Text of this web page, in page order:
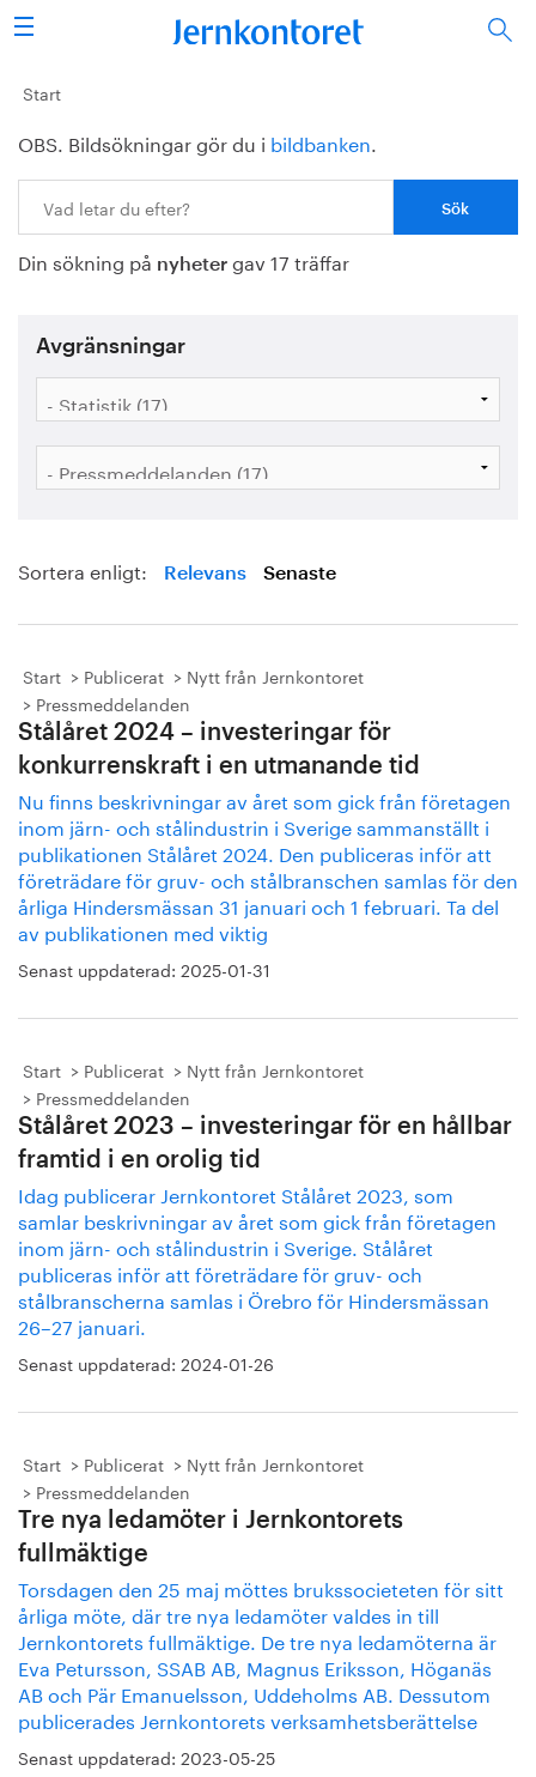
Sök
Stålindustrin
Vision 2050
Forskning/utbildning
Energi/miljö
Vi tycker
Bildbank
Start
OBS. Bildsökningar gör du i bildbanken.
Din sökning på nyheter gav 17 träffar
Avgränsningar
Sortera enligt: Relevans Senaste
Start Publicerat
Nytt från Jernkontoret
Pressmeddelanden
Stålåret 2024 – investeringar för
konkurrenskraft i en utmanande tid
Nu finns beskrivningar av året som gick från företagen
inom järn- och stålindustrin i Sverige sammanställt i
publikationen Stålåret 2024. Den publiceras inför att
företrädare för gruv- och stålbranschen samlas för den
årliga Hindersmässan 31 januari och 1 februari. Ta del
av publikationen med viktig
Senast uppdaterad: 2025-01-31
Start Publicerat
Nytt från Jernkontoret
Pressmeddelanden
Stålåret 2023 – investeringar för en hållbar
framtid i en orolig tid
Idag publicerar Jernkontoret Stålåret 2023, som
samlar beskrivningar av året som gick från företagen
inom järn- och stålindustrin i Sverige. Stålåret
publiceras inför att företrädare för gruv- och
stålbranscherna samlas i Örebro för Hindersmässan
26–27 januari.
Senast uppdaterad: 2024-01-26
Start Publicerat
Nytt från Jernkontoret
Pressmeddelanden
Tre nya ledamöter i Jernkontorets
fullmäktige
Torsdagen den 25 maj möttes brukssocieteten för sitt
årliga möte, där tre nya ledamöter valdes in till
Jernkontorets fullmäktige. De tre nya ledamöterna är
Eva Petursson, SSAB AB, Magnus Eriksson, Höganäs
AB och Pär Emanuelsson, Uddeholms AB. Dessutom
publicerades Jernkontorets verksamhetsberättelse
Senast uppdaterad: 2023-05-25